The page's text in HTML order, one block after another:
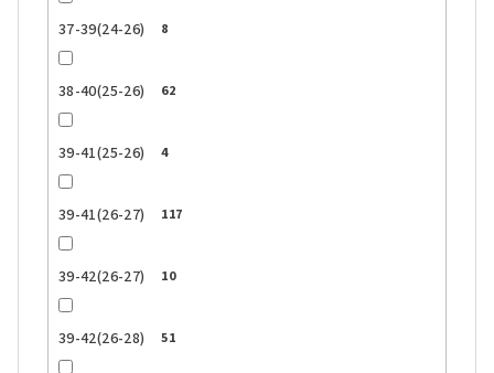
37-39(24-26) 8
38-40(25-26) 62
39-41(25-26) 4
39-41(26-27) 117
39-42(26-27) 10
39-42(26-28) 51